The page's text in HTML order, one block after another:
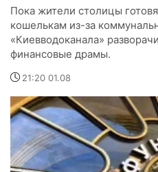
Пока жители столицы
кошелькам из-за
«Киевводоканала»
финансовые драмы.
21:20 01.08